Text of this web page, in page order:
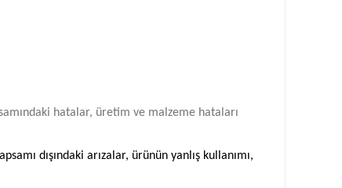
hatalar, üretim ve malzeme hataları
dışındaki arızalar, ürünün yanlış kullanımı,